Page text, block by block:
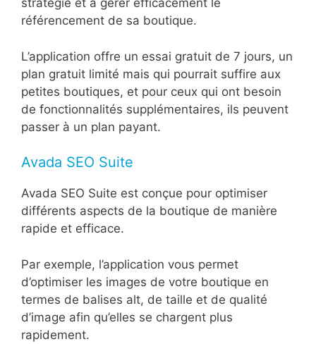
stratégie et à gérer efficacement le
référencement de sa boutique.
L’application offre un essai gratuit de 7 jours, un
plan gratuit limité mais qui pourrait suffire aux
petites boutiques, et pour ceux qui ont besoin
de fonctionnalités supplémentaires, ils peuvent
passer à un plan payant.
Avada SEO Suite
Avada SEO Suite est conçue pour optimiser
différents aspects de la boutique de manière
rapide et efficace.
Par exemple, l’application vous permet
d’optimiser les images de votre boutique en
termes de balises alt, de taille et de qualité
d’image afin qu’elles se chargent plus
rapidement.